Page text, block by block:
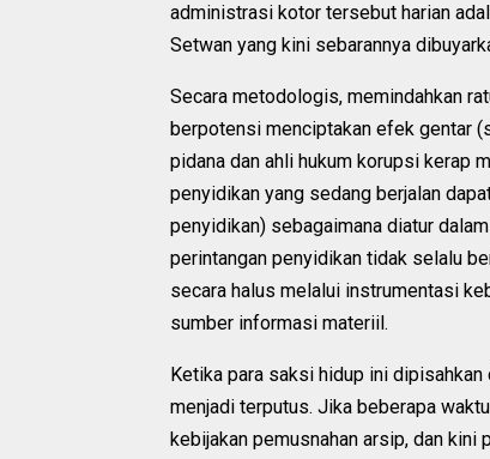
administrasi kotor tersebut harian
Setwan yang kini sebarannya
Secara metodologis, memindahkan
berpotensi menciptakan efek gentar
pidana dan ahli hukum korupsi kerap
penyidikan yang sedang berjalan
penyidikan) sebagaimana diatur
perintangan penyidikan tidak selalu
secara halus melalui instrumentasi
sumber informasi materiil.
Ketika para saksi hidup ini
menjadi terputus. Jika beberapa
kebijakan pemusnahan arsip, dan